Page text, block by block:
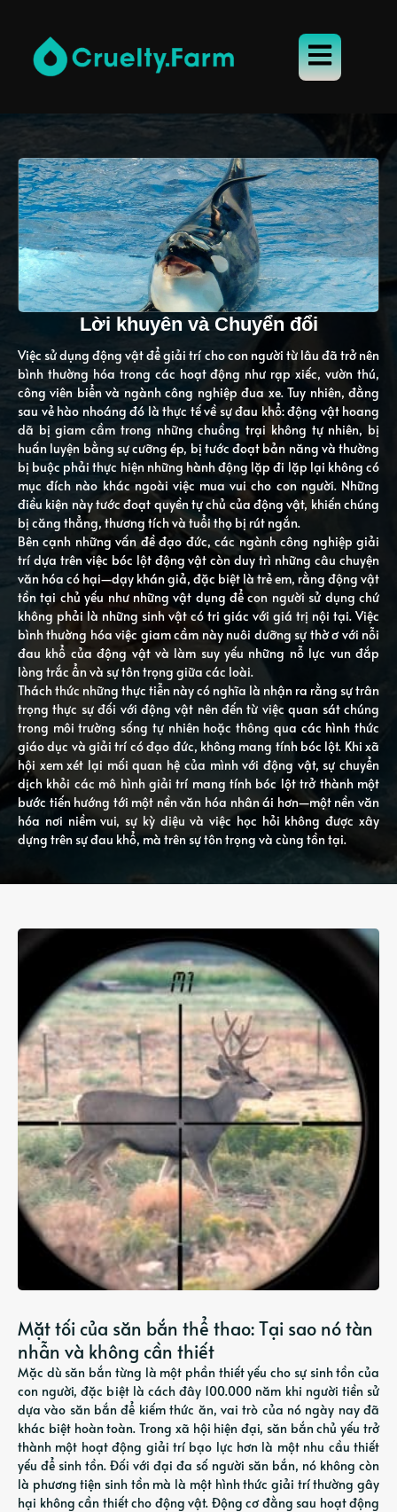
Lời khuyên và Chuyển đổi
Việc sử dụng động vật để giải trí cho con người từ lâu đã trở nên
bình thường hóa trong các hoạt động như rạp xiếc, vườn thú,
công viên biển và ngành công nghiệp đua xe. Tuy nhiên, đằng
sau vẻ hào nhoáng đó là thực tế về sự đau khổ: động vật hoang
dã bị giam cầm trong những chuồng trại không tự nhiên, bị
huấn luyện bằng sự cưỡng ép, bị tước đoạt bản năng và thường
bị buộc phải thực hiện những hành động lặp đi lặp lại không có
mục đích nào khác ngoài việc mua vui cho con người. Những
điều kiện này tước đoạt quyền tự chủ của động vật, khiến chúng
bị căng thẳng, thương tích và tuổi thọ bị rút ngắn.
Bên cạnh những vấn đề đạo đức, các ngành công nghiệp giải
trí dựa trên việc bóc lột động vật còn duy trì những câu chuyện
văn hóa có hại—dạy khán giả, đặc biệt là trẻ em, rằng động vật
tồn tại chủ yếu như những vật dụng để con người sử dụng chứ
không phải là những sinh vật có tri giác với giá trị nội tại. Việc
bình thường hóa việc giam cầm này nuôi dưỡng sự thờ ơ với nỗi
đau khổ của động vật và làm suy yếu những nỗ lực vun đắp
lòng trắc ẩn và sự tôn trọng giữa các loài.
Thách thức những thực tiễn này có nghĩa là nhận ra rằng sự trân
trọng thực sự đối với động vật nên đến từ việc quan sát chúng
trong môi trường sống tự nhiên hoặc thông qua các hình thức
giáo dục và giải trí có đạo đức, không mang tính bóc lột. Khi xã
hội xem xét lại mối quan hệ của mình với động vật, sự chuyển
dịch khỏi các mô hình giải trí mang tính bóc lột trở thành một
bước tiến hướng tới một nền văn hóa nhân ái hơn—một nền văn
hóa nơi niềm vui, sự kỳ diệu và việc học hỏi không được xây
dựng trên sự đau khổ, mà trên sự tôn trọng và cùng tồn tại.
Mặt tối của săn bắn thể thao: Tại sao nó tàn
nhẫn và không cần thiết
Mặc dù săn bắn từng là một phần thiết yếu cho sự sinh tồn của
con người, đặc biệt là cách đây 100.000 năm khi người tiền sử
dựa vào săn bắn để kiếm thức ăn, vai trò của nó ngày nay đã
khác biệt hoàn toàn. Trong xã hội hiện đại, săn bắn chủ yếu trở
thành một hoạt động giải trí bạo lực hơn là một nhu cầu thiết
yếu để sinh tồn. Đối với đại đa số người săn bắn, nó không còn
là phương tiện sinh tồn mà là một hình thức giải trí thường gây
hại không cần thiết cho động vật. Động cơ đằng sau hoạt động